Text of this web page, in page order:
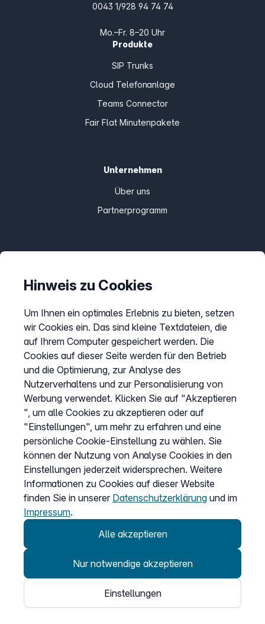
0043 1/928 94 74 74
Mo.–Fr. 8–20 Uhr
Produkte
SIP Trunks
Cloud Telefonanlage
Teams Connector
Fair Flat Minutenpakete
Unternehmen
Über uns
Partnerprogramm
Preise
AGB
Datenschutz
Impressum
Cookies anpassen
Service
Hilfecenter
Wissen
Kündigung
my.easybell
Easybell - eine Marke der Dstny-Gruppe
Hinweis zu Cookies
Um Ihnen ein optimales Erlebnis zu bieten, setzen
wir Cookies ein. Das sind kleine Textdateien, die
auf Ihrem Computer gespeichert werden. Die
Cookies auf dieser Seite werden für den Betrieb
und die Optimierung, zur Analyse des
Nutzerverhaltens und zur Personalisierung von
Werbung verwendet. Klicken Sie auf "Akzeptieren
", um alle Cookies zu akzeptieren oder auf
"Einstellungen", um mehr zu erfahren und eine
persönliche Cookie-Einstellung zu wählen. Sie
können der Nutzung von Analyse Cookies in den
Einstellungen jederzeit widersprechen. Weitere
Informationen zu Cookies auf dieser Website
finden Sie in unserer Datenschutzerklärung und im
Impressum.
Alle akzeptieren
Nur notwendige akzeptieren
Einstellungen